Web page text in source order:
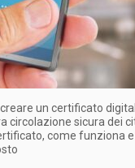
un certificato
circolazione sicura dei
come funziona